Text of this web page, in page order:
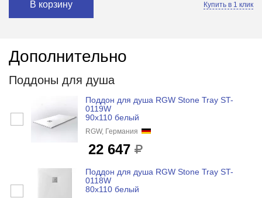
В корзину Купить в 1 клик
Дополнительно
Поддоны для душа
Поддон для душа RGW Stone Tray ST-
0119W
90x110 белый
RGW, Германия
22 647
Поддон для душа RGW Stone Tray ST-
0118W
80x110 белый